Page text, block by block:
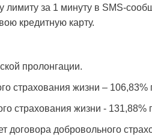
лимиту за 1 минуту в SMS-
кредитную карту.
пролонгации.
страхования жизни – 106,83%
страхования жизни - 131,88%
договора добровольного